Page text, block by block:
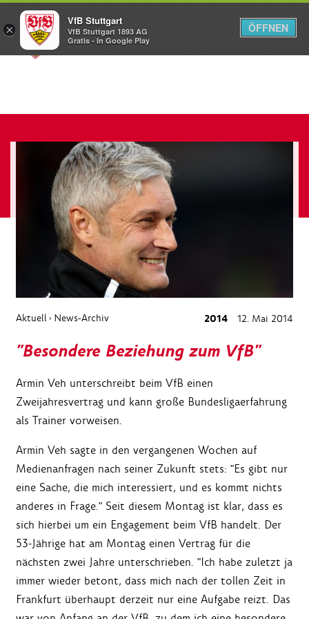
Menü
Aktuell › News-Archiv 2014 12. Mai 2014
"Besondere Beziehung zum VfB"
Armin Veh unterschreibt beim VfB einen
Zweijahresvertrag und kann große Bundesligaerfahrung
als Trainer vorweisen.
Armin Veh sagte in den vergangenen Wochen auf
Medienanfragen nach seiner Zukunft stets: "Es gibt nur
eine Sache, die mich interessiert, und es kommt nichts
anderes in Frage." Seit diesem Montag ist klar, dass es
sich hierbei um ein Engagement beim VfB handelt. Der
53-Jährige hat am Montag einen Vertrag für die
nächsten zwei Jahre unterschrieben. "Ich habe zuletzt ja
immer wieder betont, dass mich nach der tollen Zeit in
Frankfurt überhaupt derzeit nur eine Aufgabe reizt. Das
×
VfB Stuttgart
VfB Stuttgart 1893 AG
Gratis - In Google Play
ÖFFNEN